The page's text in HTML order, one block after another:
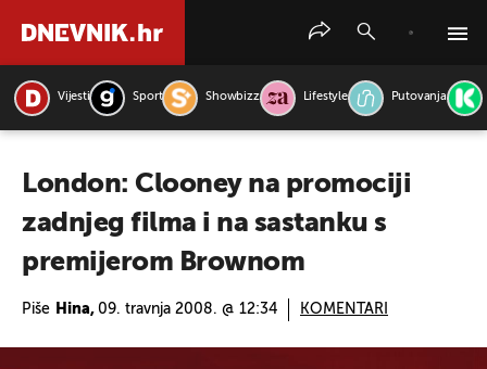
Vijesti Sport Showbizz Lifestyle Putovanja
London: Clooney na promociji
zadnjeg filma i na sastanku s
premijerom Brownom
Piše Hina, 09. travnja 2008. @ 12:34 KOMENTARI
PRETRAŽITE VIJESTI